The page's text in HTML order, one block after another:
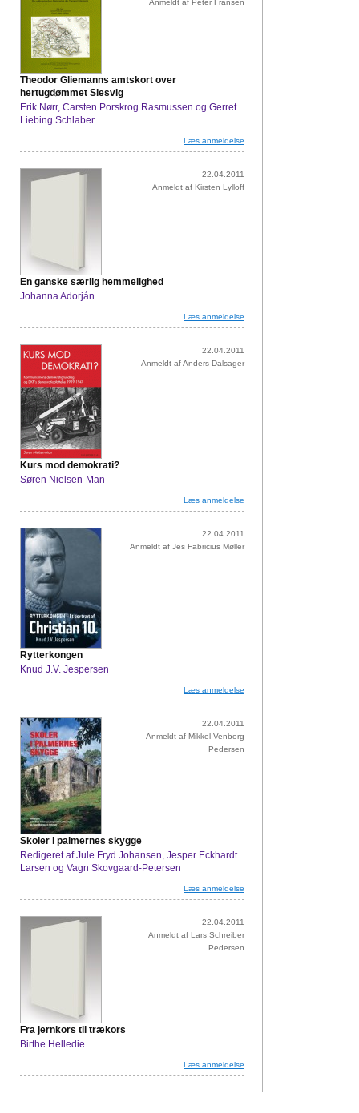
Anmeldt af Peter Fransen
Theodor Gliemanns amtskort over
hertugdømmet Slesvig
Erik Nørr, Carsten Porskrog Rasmussen og Gerret
Liebing Schlaber
Læs anmeldelse
22.04.2011
Anmeldt af Kirsten Lylloff
En ganske særlig hemmelighed
Johanna Adorján
Læs anmeldelse
22.04.2011
Anmeldt af Anders Dalsager
Kurs mod demokrati?
Søren Nielsen-Man
Læs anmeldelse
22.04.2011
Anmeldt af Jes Fabricius Møller
Rytterkongen
Knud J.V. Jespersen
Læs anmeldelse
22.04.2011
Anmeldt af Mikkel Venborg
Pedersen
Skoler i palmernes skygge
Redigeret af Jule Fryd Johansen, Jesper Eckhardt
Larsen og Vagn Skovgaard-Petersen
Læs anmeldelse
22.04.2011
Anmeldt af Lars Schreiber
Pedersen
Fra jernkors til trækors
Birthe Helledie
Læs anmeldelse